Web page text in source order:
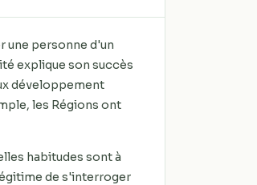
une personne d'un
explique son succès
développement
les Régions ont
habitudes sont à
de s'interroger